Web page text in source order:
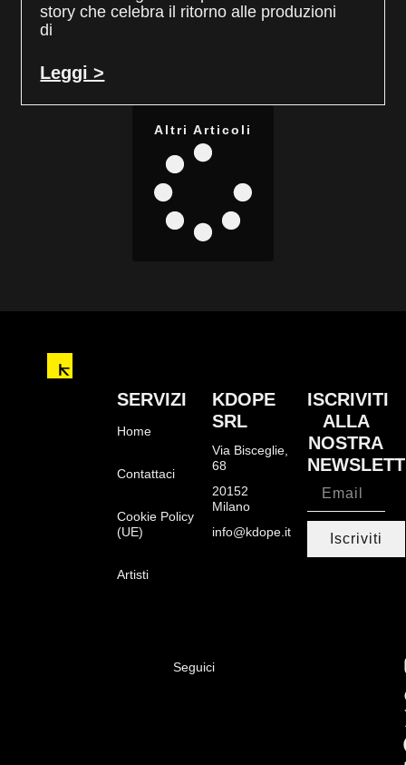
story che celebra il ritorno alle produzioni
di
Leggi >
Altri Articoli
SERVIZI
Home
Contattaci
Cookie Policy
(UE)
Artisti
KDOPE
SRL
Via Bisceglie,
68
20152
Milano
info@kdope.it
ISCRIVITI
ALLA
NOSTRA
Iscriviti
Seguici